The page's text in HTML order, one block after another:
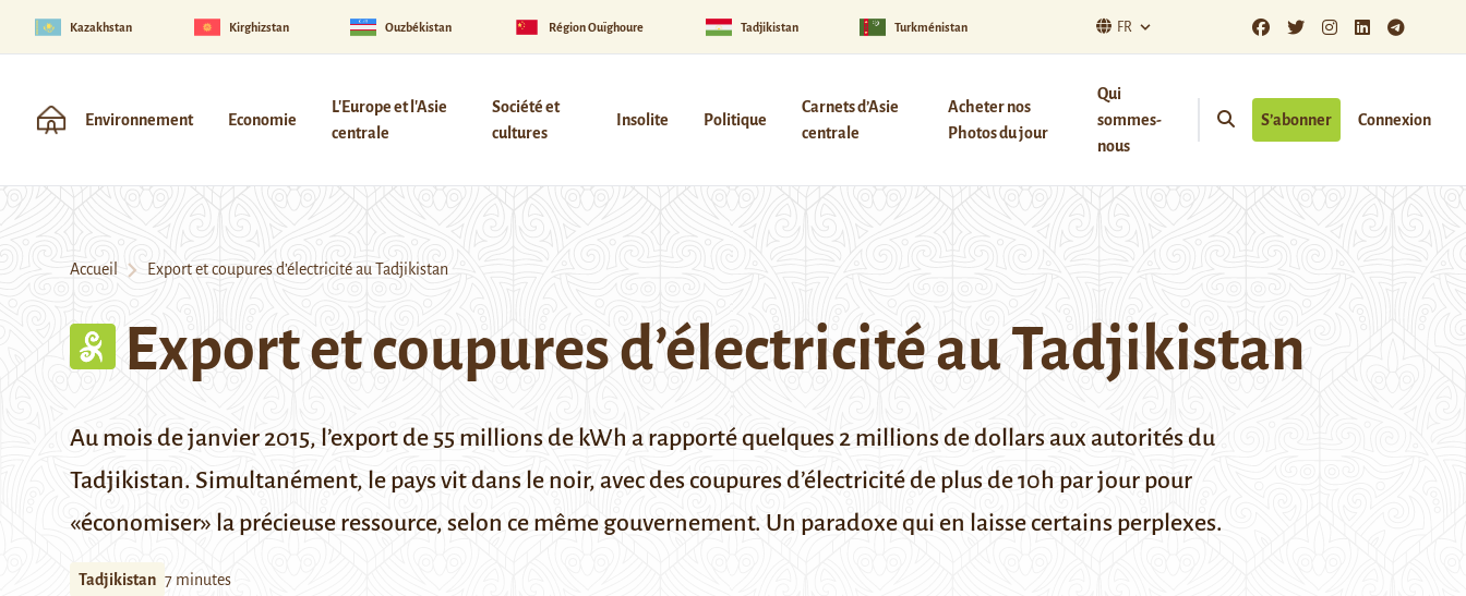
Kazakhstan Kirghizstan Ouzbékistan Région Ouïghoure Tadjikistan Turkménistan FR
Environnement Economie
L'Europe et l'Asie
centrale
Société et
cultures
Insolite Politique
Carnets d’Asie
centrale
Acheter nos
Photos du jour
Qui
sommes-
nous
S’abonner Connexion
Accueil Export et coupures d’électricité au Tadjikistan
Export et coupures d’électricité au Tadjikistan
Au mois de janvier 2015, l’export de 55 millions de kWh a rapporté quelques 2 millions de dollars aux autorités du
Tadjikistan. Simultanément, le pays vit dans le noir, avec des coupures d’électricité de plus de10h par jour pour
«économiser» la précieuse ressource, selon ce même gouvernement. Un paradoxe qui en laisse certains perplexes.
Tadjikistan 7 minutes